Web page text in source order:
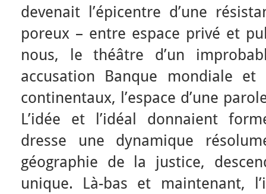
devenait l’épicentre d’une
poreux – entre espace privé et
nous, le théâtre d’un
accusation Banque mondiale
continentaux, l’espace d’une
L’idée et l’idéal donnaient
dresse une dynamique
géographie de la justice,
unique. Là-bas et maintenant,